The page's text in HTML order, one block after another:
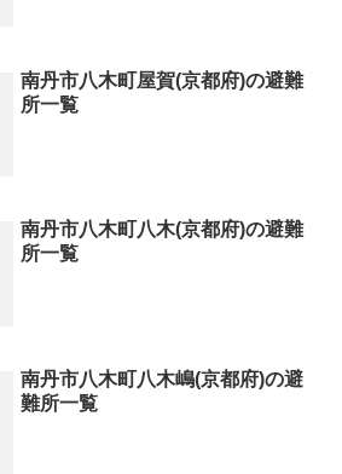
南丹市八木町屋賀(京都府)の避難
所一覧
南丹市八木町八木(京都府)の避難
所一覧
南丹市八木町八木嶋(京都府)の避
難所一覧